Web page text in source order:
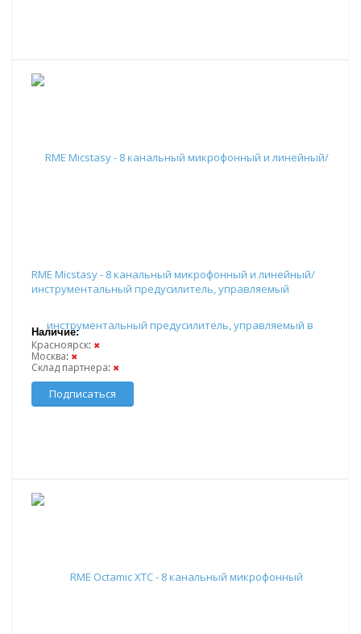
RME Micstasy - 8 канальный микрофонный и линейный/
инструментальный предусилитель, управляемый
Наличие:
Красноярск: ✖
Москва: ✖
Склад партнера: ✖
Подписаться